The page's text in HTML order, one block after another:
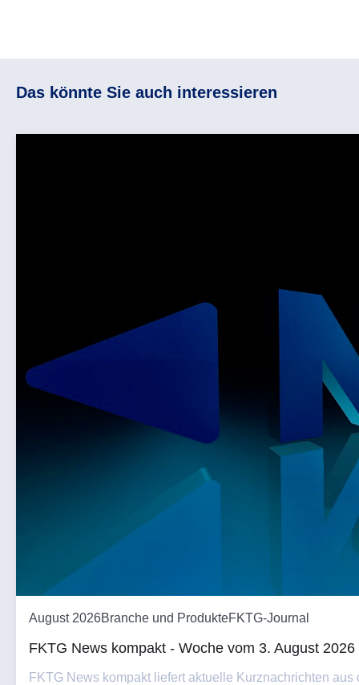
Das könnte Sie auch interessieren
August 2026Branche und ProdukteFKTG-Journal
FKTG News kompakt - Woche vom 3. August 2026
FKTG News kompakt liefert aktuelle Kurznachrichten